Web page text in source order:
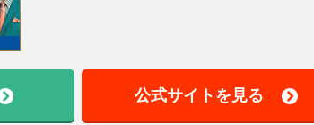
公式サイトを見る